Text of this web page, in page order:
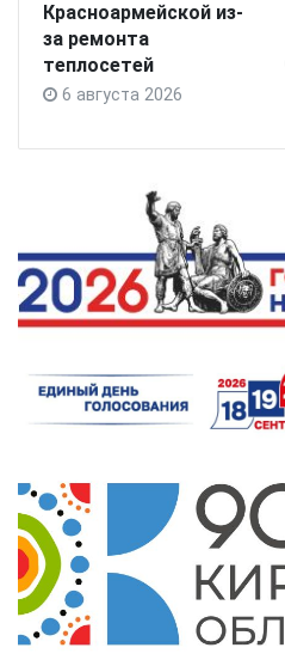
Красноармейской из-
за ремонта
теплосетей
6 августа 2026